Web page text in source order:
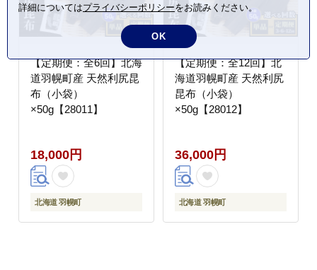
【定期便：全6回】北海
道羽幌町産 天然利尻昆
布（小袋）
×50g【28011】
18,000円
北海道 羽幌町
【定期便：全12回】北
海道羽幌町産 天然利尻
昆布（小袋）
×50g【28012】
36,000円
北海道 羽幌町
詳細についてはプライバシーポリシーをお読みください。
OK